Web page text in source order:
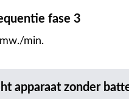
fase 3
min.
apparaat zonder